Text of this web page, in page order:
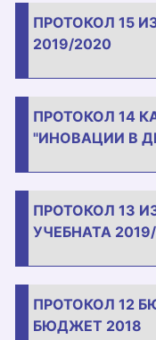
ПРОТОКОЛ 15
2019/2020
ПРОТОКОЛ 14
"ИНОВАЦИИ В
ПРОТОКОЛ 13
УЧЕБНАТА
ПРОТОКОЛ 12
БЮДЖЕТ 2018